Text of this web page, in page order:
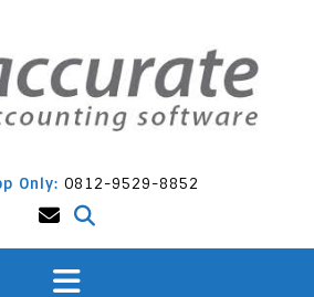
Only: 0812-9529-8852